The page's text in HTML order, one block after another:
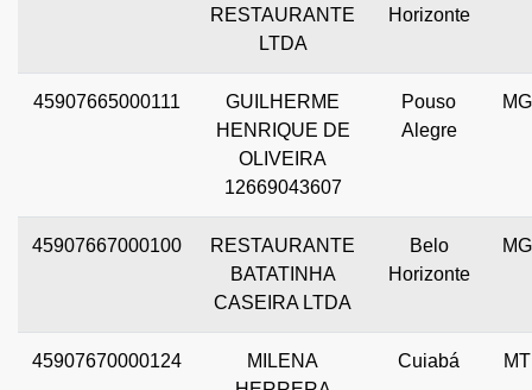
RESTAURANTE
LTDA
Horizonte
45907665000111
GUILHERME
HENRIQUE DE
OLIVEIRA
12669043607
Pouso
Alegre
MG
45907667000100
RESTAURANTE
BATATINHA
CASEIRA LTDA
Belo
Horizonte
MG
45907670000124
MILENA
Cuiabá MT